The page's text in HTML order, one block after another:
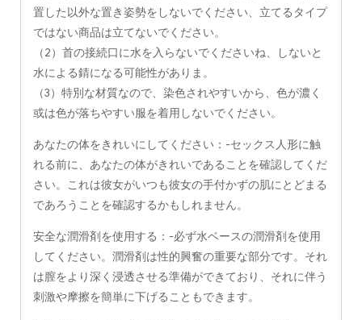
置した以外な置き姿勢をしないでください、立てるタイプ
ではない商品は立てないでください。
（2）首の接続口に水を入らないでくださいね、しないと
水による錆になる可能性がありま。
（3）特別な材質なので、染色されやすいから、色が濃く
或は色が落ちやすい服を着用しないでください。
あなたの体をきれいにしてください：-セックス人形に触
れる前に、あなたの体がきれいであることを確認してくだ
さい。これは彼女がいつも彼女の手付かずの肌にとどまる
であろうことを確認するかもしれません。
安全な潤滑剤を使用する：-必ず水ベースの潤滑剤を使用
してください。潤滑剤は性的興奮の重要な部分です。それ
は膣をより深く浸透させる準備ができており、それに伴う
刺激や摩擦を簡単に下げることもできます。